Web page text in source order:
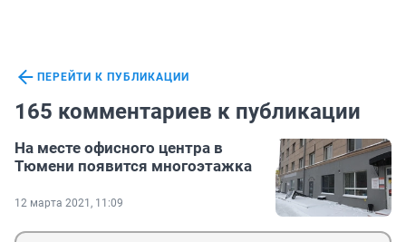
ПЕРЕЙТИ К ПУБЛИКАЦИИ
165 комментариев к публикации
На месте офисного центра в
Тюмени появится многоэтажка
12 марта 2021, 11:09